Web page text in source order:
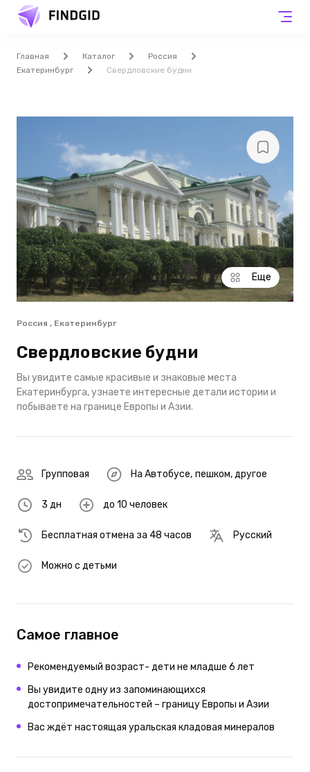
Главная Каталог
Россия
Екатеринбург
Свердловские будни
Еще
Россия , Екатеринбург
Свердловские будни
Вы увидите самые красивые и знаковые места
Екатеринбурга, узнаете интересные детали истории и
побываете на границе Европы и Азии.
Групповая На Автобусе, пешком, другое
3 дн до 10 человек
Бесплатная отмена за 48 часов Русский
Можно с детьми
Самое главное
Рекомендуемый возраст- дети не младше 6 лет
Вы увидите одну из запоминающихся
достопримечательностей – границу Европы и Азии
Вас ждёт настоящая уральская кладовая минералов